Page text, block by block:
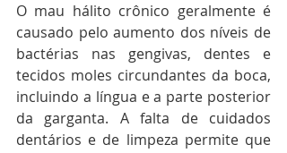
O mau hálito crônico geralmente é
causado pelo aumento dos níveis de
bactérias nas gengivas, dentes e
tecidos moles circundantes da boca,
incluindo a língua e a parte posterior
da garganta. A falta de cuidados
dentários e de limpeza permite que